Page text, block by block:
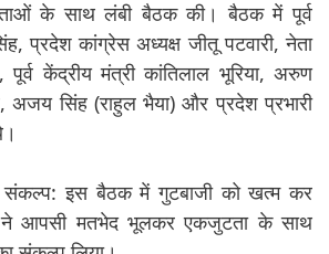
के साथ लंबी बैठक की। बैठक में पूर्व
प्रदेश कांग्रेस अध्यक्ष जीतू पटवारी, नेता
पूर्व केंद्रीय मंत्री कांतिलाल भूरिया, अरुण
अजय सिंह (राहुल भैया) और प्रदेश प्रभारी
संकल्प: इस बैठक में गुटबाजी को खत्म कर
आपसी मतभेद भूलकर एकजुटता के साथ